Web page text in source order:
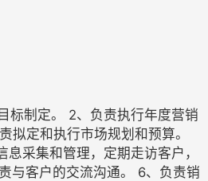
标制定。 2、负责执行年度营销
拟定和执行市场规划和预算。
采集和管理，定期走访客户，
与客户的交流沟通。 6、负责销